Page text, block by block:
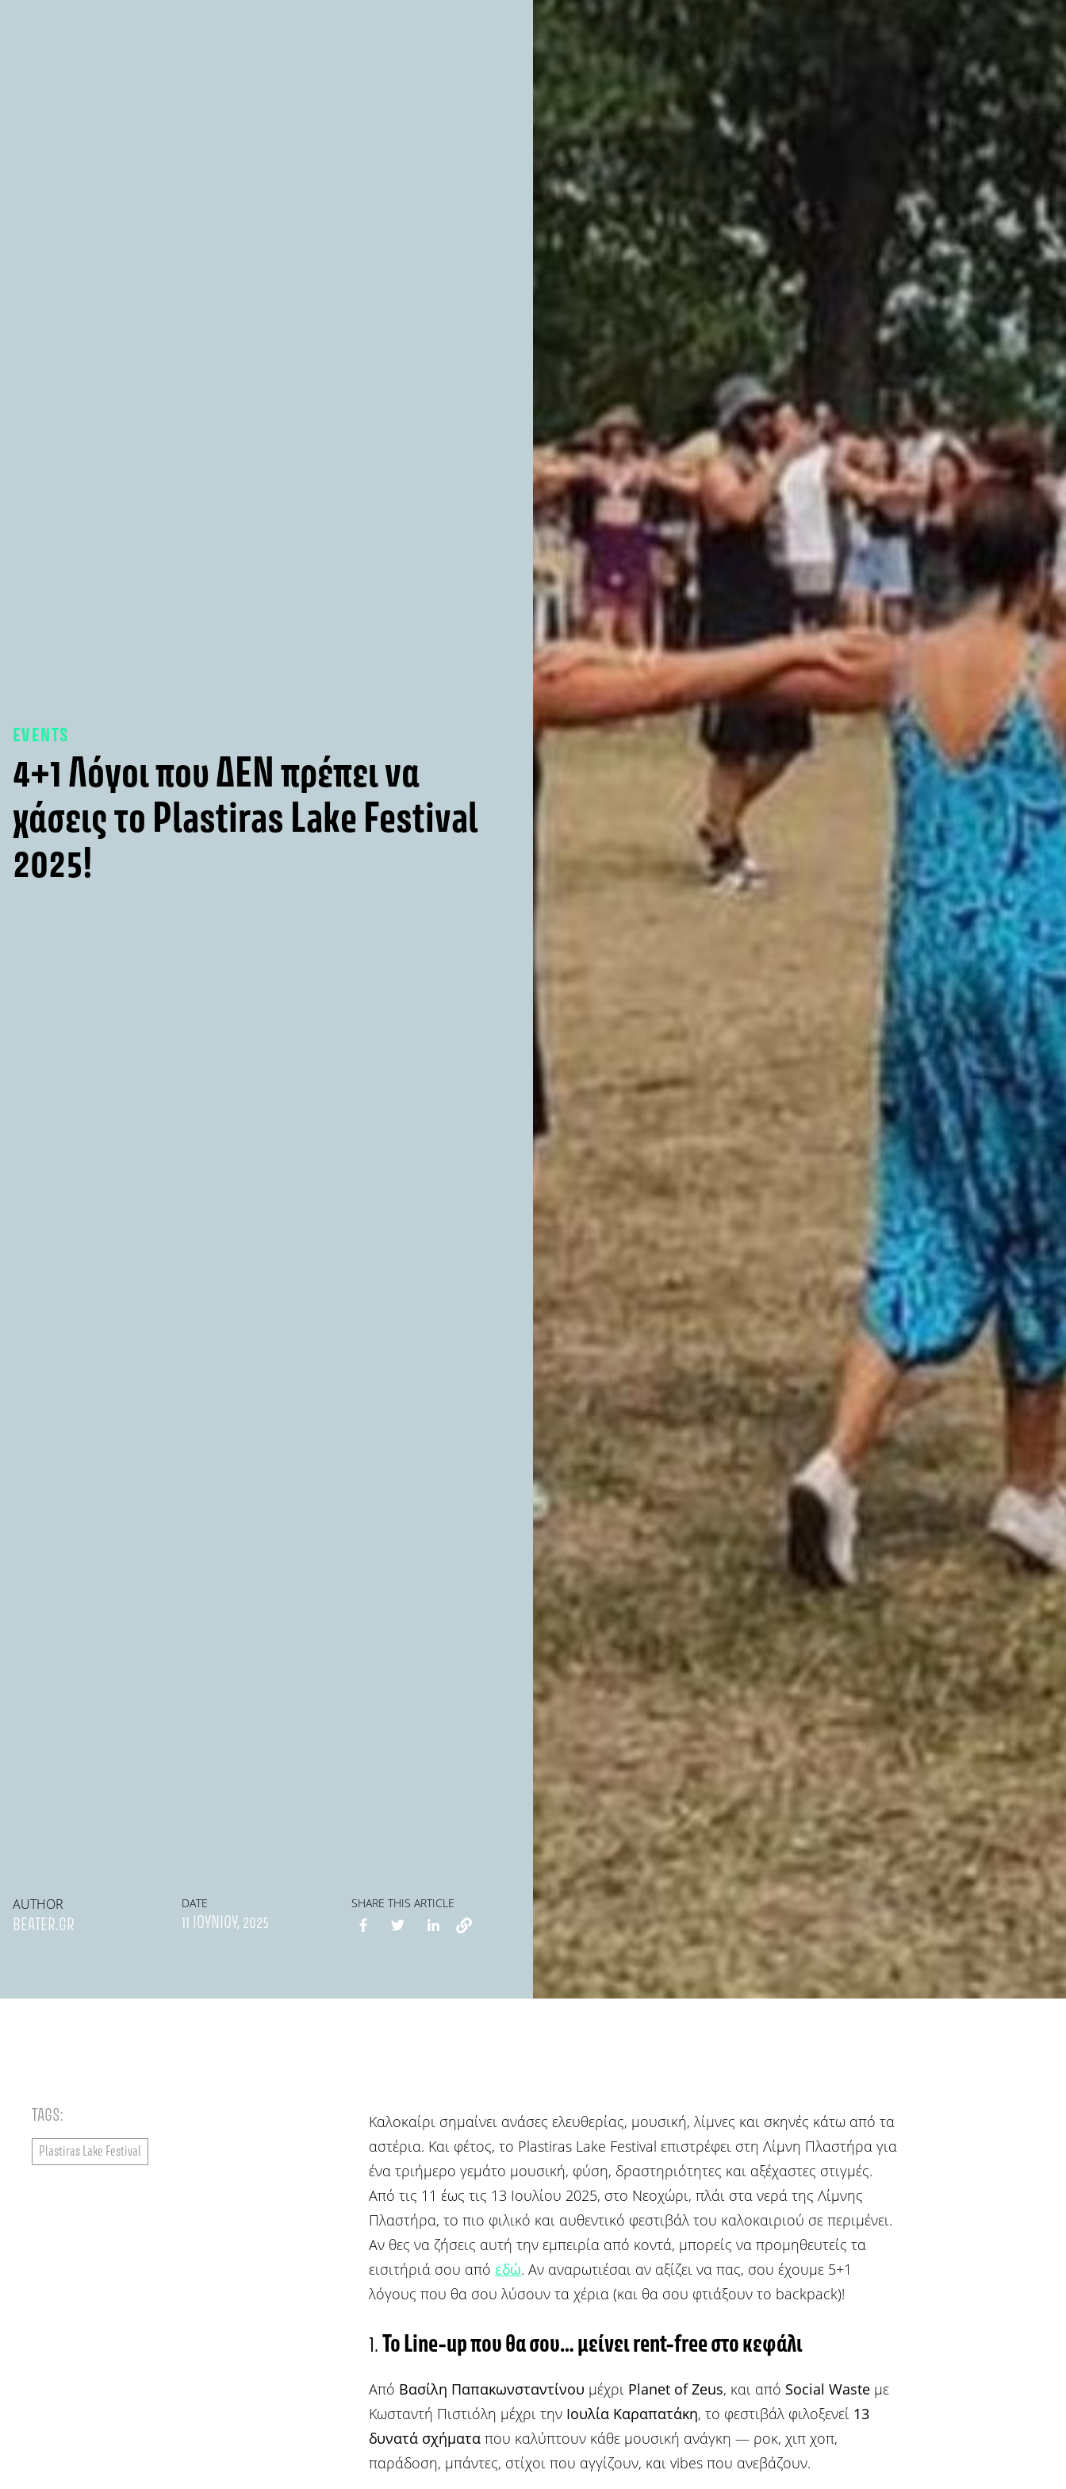
EVENTS
4+1 Λόγοι που ΔΕΝ πρέπει να
χάσεις το Plastiras Lake Festival
2025!
AUTHOR
BEATER.GR
DATE
11 ΙΟΥΝΊΟΥ, 2025
SHARE THIS ARTICLE
TAGS:
Plastiras Lake Festival
Καλοκαίρι σημαίνει ανάσες ελευθερίας, μουσική, λίμνες και σκηνές κάτω από τα
αστέρια. Και φέτος, το Plastiras Lake Festival επιστρέφει στη Λίμνη Πλαστήρα για
ένα τριήμερο γεμάτο μουσική, φύση, δραστηριότητες και αξέχαστες στιγμές.
Από τις 11 έως τις 13 Ιουλίου 2025, στο Νεοχώρι, πλάι στα νερά της Λίμνης
Πλαστήρα, το πιο φιλικό και αυθεντικό φεστιβάλ του καλοκαιριού σε περιμένει.
Αν θες να ζήσεις αυτή την εμπειρία από κοντά, μπορείς να προμηθευτείς τα
εισιτήριά σου απόεδώ. Αν αναρωτιέσαι αν αξίζει να πας, σου έχουμε 5+1
λόγους που θα σου λύσουν τα χέρια (και θα σου φτιάξουν το backpack)!
1.Το Line-up που θα σου… μείνει rent-free στο κεφάλι
Από Βασίλη Παπακωνσταντίνου μέχρι Planet of Zeus, και από Social Waste με
Κωσταντή Πιστιόλη μέχρι την Ιουλία Καραπατάκη, το φεστιβάλ φιλοξενεί 13
δυνατά σχήματα που καλύπτουν κάθε μουσική ανάγκη — ροκ, χιπ χοπ,
παράδοση, μπάντες, στίχοι που αγγίζουν, και vibes που ανεβάζουν.